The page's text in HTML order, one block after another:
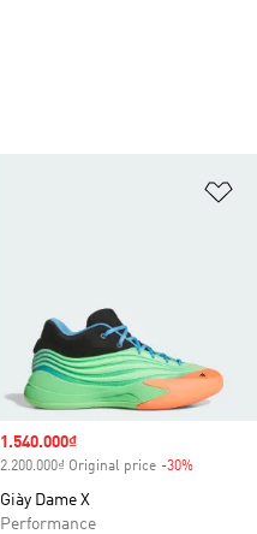
Sale price
1.540.000₫
2.200.000₫ Original price -30%
Giày Dame X
Performance